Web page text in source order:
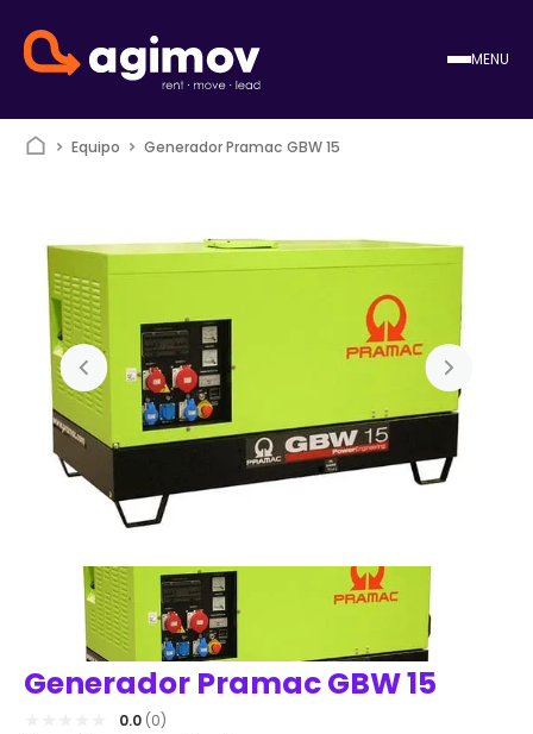
MENU
Equipo Generador Pramac GBW 15
Generador Pramac GBW 15
0.0 (0)